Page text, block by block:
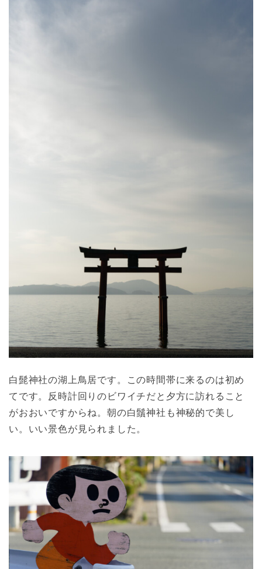
白髭神社の湖上鳥居です。この時間帯に来るのは初め
てです。反時計回りのビワイチだと夕方に訪れること
がおおいですからね。朝の白鬚神社も神秘的で美し
い。いい景色が見られました。